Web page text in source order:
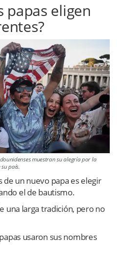
papas eligen
muestran su alegría por la
país.
un nuevo papa es elegir
el de bautismo.
una larga tradición, pero no
usaron sus nombres